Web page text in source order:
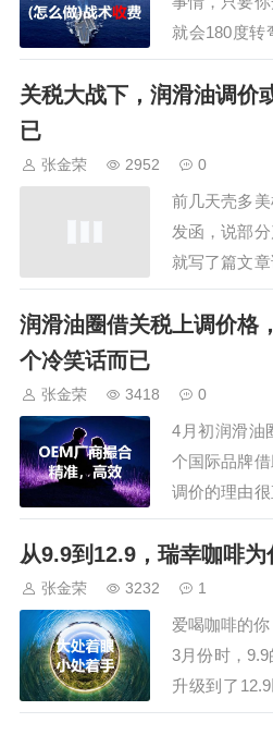
量，等于增
就会180度转
明天就别送
李送货，他们
理解，永远…
关税大战下，润滑油调价
已
张金荣 2952 0
前几天壳多
发函，说部
就写了篇文
护，昆仑润
牌担当，民
90%左右，…
润滑油圈借关税上调价格
个冷笑话而已
张金荣 3418 0
4月初润滑油
个国际品牌
调价的理由
油产品和基
进口，相关产
的影响。反
多少，另行
笔，也就是
学苑认为，
从9.9到12.9，瑞幸咖啡为
张金荣 3232 1
爱喝咖啡的
3月份时，
升级到了
意味着利润